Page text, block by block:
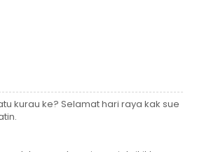
kurau ke? Selamat hari raya kak sue